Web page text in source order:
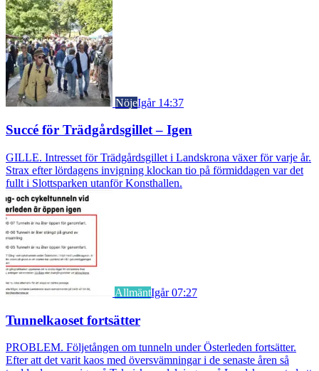
NöjeIgår 14:37
Succé för Trädgårdsgillet – Igen
GILLE. Intresset för Trädgårdsgillet i Landskrona växer för varje år.
Strax efter lördagens invigning klockan tio på förmiddagen var det
fullt i Slottsparken utanför Konsthallen.
AllmäntIgår 07:27
Tunnelkaoset fortsätter
PROBLEM. Följetången om tunneln under Österleden fortsätter.
Efter att det varit kaos med översvämningar i de senaste åren så